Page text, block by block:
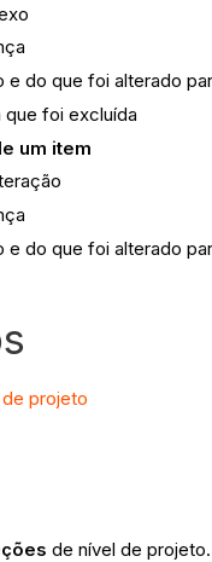
e do que foi alterado
que foi excluída
um item
e do que foi alterado
projeto
de nível de projeto.